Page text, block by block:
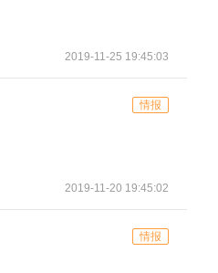
2019-11-25 19:45:03
情报
2019-11-20 19:45:02
情报